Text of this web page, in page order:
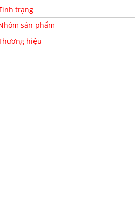
trạng
sản phẩm
hiệu